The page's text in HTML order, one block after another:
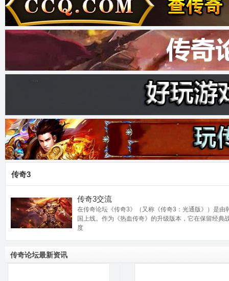
传奇3
传奇3交流
在传奇论坛《传奇3》（又称《传奇3：光通版》）是
国上线。作为《热血传奇》的升级版本，它在保留经
度
传奇论坛最新资讯